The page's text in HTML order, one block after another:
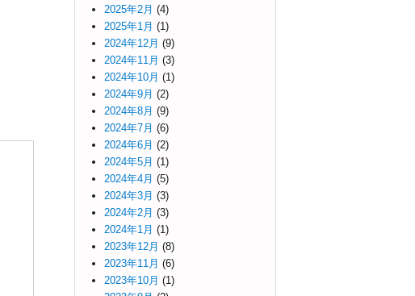
2025年2月 (4)
2025年1月 (1)
2024年12月 (9)
2024年11月 (3)
2024年10月 (1)
2024年9月 (2)
2024年8月 (9)
2024年7月 (6)
2024年6月 (2)
2024年5月 (1)
2024年4月 (5)
2024年3月 (3)
2024年2月 (3)
2024年1月 (1)
2023年12月 (8)
2023年11月 (6)
2023年10月 (1)